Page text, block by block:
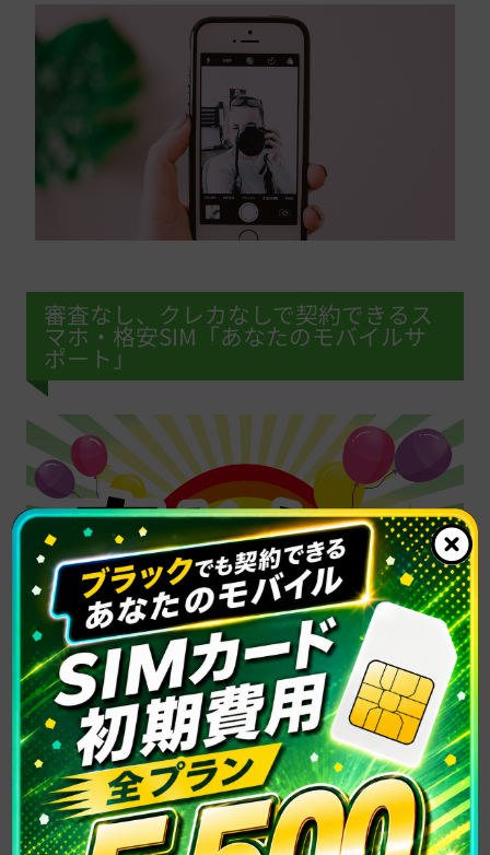
審査なし、クレカなしで契約できるス
マホ・格安SIM「あなたのモバイルサ
ポート」
最安プランのデータ容量業界水準の3
倍！かけ放題付き3GBプラン3,300円（税
込）